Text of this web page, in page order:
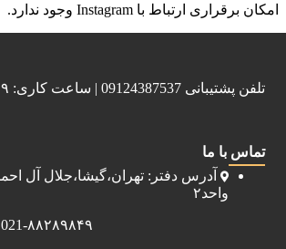
امکان برقراری ارتباط با Instagram وجود ندارد.
تلفن پشتیبانی 09124387537 | ساعت کاری: ۹ صبح الی ۷ شب
تماس با ما
واحد۲
021-۸۸۲۸۹۸۴۹ | 021-۸۸۲۸۹۸۵۰